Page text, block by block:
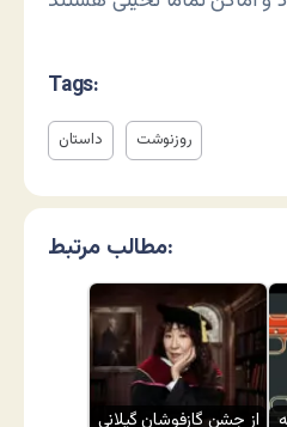
Tags:
داستان روزنوشت
مطالب مرتبط:
از جشن گازفوشان گیلانی